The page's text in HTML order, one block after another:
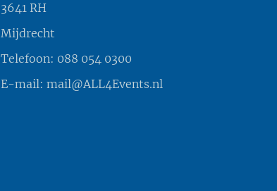
3641 RH
Mijdrecht
Telefoon: 088 054 0300
E-mail: mail@ALL4Events.nl